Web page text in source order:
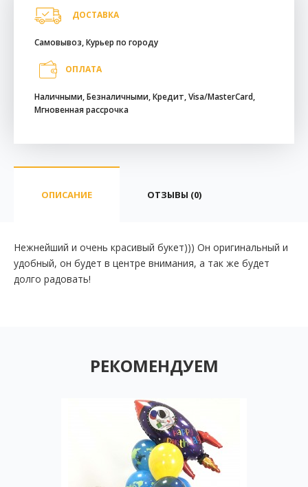
ДОСТАВКА
Самовывоз, Курьер по городу
ОПЛАТА
Наличными, Безналичными, Кредит, Visa/MasterCard,
Мгновенная рассрочка
ОПИСАНИЕ ОТЗЫВЫ (0)
Нежнейший и очень красивый букет))) Он оригинальный и
удобный, он будет в центре внимания, а так же будет
долго радовать!
РЕКОМЕНДУЕМ